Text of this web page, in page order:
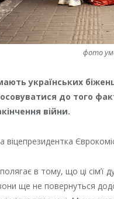
фото
українських
до того
війни.
віцепрезидентка
в тому, що ці
ще не повернуться